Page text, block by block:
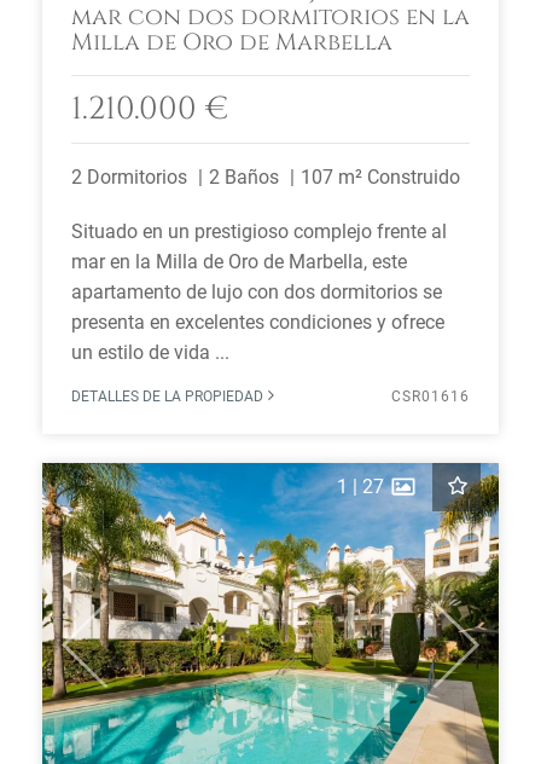
mar con dos dormitorios en la
Milla de Oro de Marbella
1.210.000 €
2 Dormitorios 2 Baños 107 m² Construido
Situado en un prestigioso complejo frente al
mar en la Milla de Oro de Marbella, este
apartamento de lujo con dos dormitorios se
presenta en excelentes condiciones y ofrece
un estilo de vida ...
DETALLES DE LA PROPIEDAD CSR01616
Previous Next
1 |27